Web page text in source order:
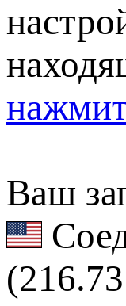
Ваш